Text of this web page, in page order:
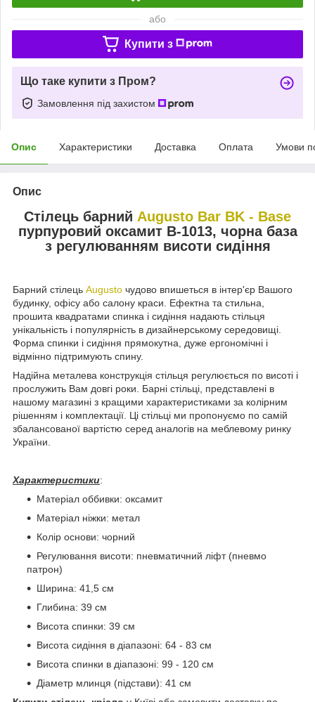
або
Купити з
Що таке купити з Пром?
Замовлення під захистом
Опис Характеристики Доставка Оплата Умови
Опис
Стілець барний Augusto Bar BK - Base
пурпуровий оксамит B-1013, чорна база
з регулюванням висоти сидіння
Барний стілець Augusto чудово впишеться в інтер'єр Вашого
будинку, офісу або салону краси. Ефектна та стильна,
прошита квадратами спинка і сидіння надають стільця
унікальність і популярність в дизайнерському середовищі.
Форма спинки і сидіння прямокутна, дуже ергономічні і
відмінно підтримують спину.
Надійна металева конструкція стільця регулюється по висоті і
прослужить Вам довгі роки. Барні стільці, представлені в
нашому магазині з кращими характеристиками за колірним
рішенням і комплектації. Ці стільці ми пропонуємо по самій
збалансованої вартістю серед аналогів на меблевому ринку
України.
Характеристики:
Матеріал оббивки: оксамит
Матеріал ніжки: метал
Колір основи: чорний
Регулювання висоти: пневматичний ліфт (пневмо
патрон)
Ширина: 41,5 см
Глибина: 39 см
Висота спинки: 39 см
Висота сидіння в діапазоні: 64 - 83 см
Висота спинки в діапазоні: 99 - 120 см
Діаметр млинця (підстави): 41 см